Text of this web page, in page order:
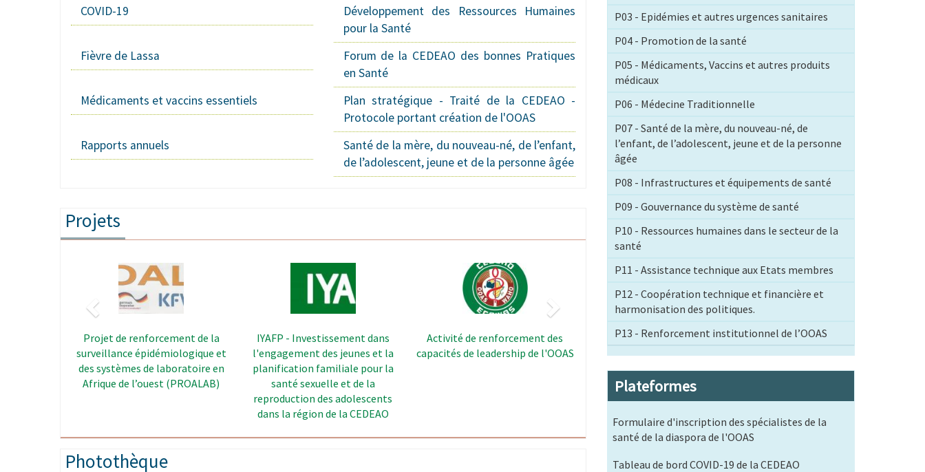
COVID-19
Développement des Ressources Humaines
pour la Santé
Fièvre de Lassa
Forum de la CEDEAO des bonnes Pratiques
en Santé
Médicaments et vaccins essentiels
Plan stratégique - Traité de la CEDEAO -
Protocole portant création de l'OOAS
Rapports annuels
Santé de la mère, du nouveau-né, de l’enfant,
de l’adolescent, jeune et de la personne âgée
Projets
Image
SSRAJ - Projet « Santé Sexuelle et
Reproductive des Adolescents et
Jeunes dans l’espace CEDEAO »
Image
CAPS - Leadership Capacity
Strengthening Project
Image
RAD - Action Through Data
Photothèque
P03 - Epidémies et autres urgences sanitaires
P04 - Promotion de la santé
P05 - Médicaments, Vaccins et autres produits
médicaux
P06 - Médecine Traditionnelle
P07 - Santé de la mère, du nouveau-né, de
l’enfant, de l’adolescent, jeune et de la personne
âgée
P08 - Infrastructures et équipements de santé
P09 - Gouvernance du système de santé
P10 - Ressources humaines dans le secteur de la
santé
P11 - Assistance technique aux Etats membres
P12 - Coopération technique et financière et
harmonisation des politiques.
P13 - Renforcement institutionnel de l’OOAS
Plateformes
Formulaire d'inscription des spécialistes de la
santé de la diaspora de l'OOAS
Tableau de bord COVID-19 de la CEDEAO